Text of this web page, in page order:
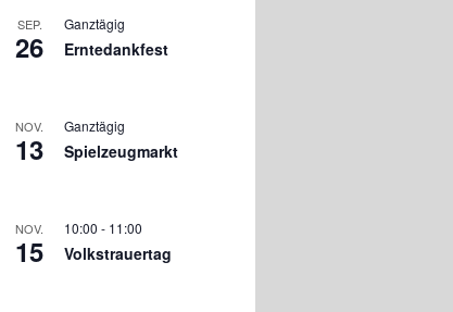
SEP.
26
Ganztägig
Erntedankfest
NOV.
13
Ganztägig
Spielzeugmarkt
NOV.
15
10:00 - 11:00
Volkstrauertag